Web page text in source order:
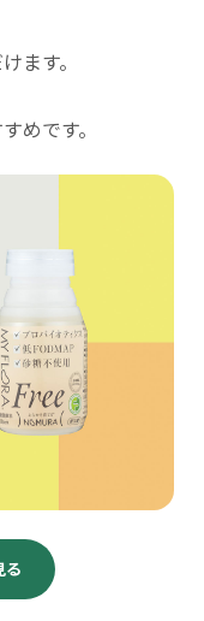
ます。
めです。
る